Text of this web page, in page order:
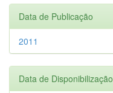
Data de Publicação
2011
Data de Disponibilização